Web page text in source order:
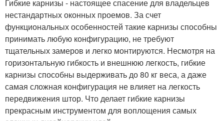
Гибкие карнизы - настоящее спасение для владельцев
нестандартных оконных проемов. За счет
функциональных особенностей такие карнизы способны
принимать любую конфигурацию, не требуют
тщательных замеров и легко монтируются. Несмотря на
горизонтальную гибкость и внешнюю легкость, гибкие
карнизы способны выдерживать до 80 кг веса, а даже
самая сложная конфигурация не влияет на легкость
передвижения штор. Что делает гибкие карнизы
прекрасным инструментом для воплощения самых